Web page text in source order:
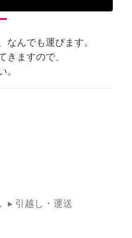
なんでも運びます。
きますので、
。
▸ 引越し・運送